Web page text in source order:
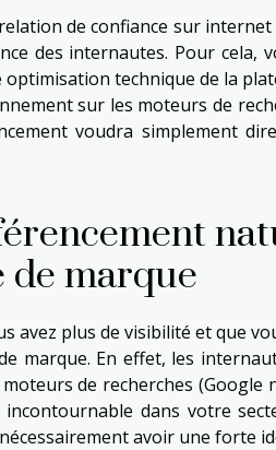
de confiance sur
des internautes. Pour
optimisation technique de la
sur les moteurs de
voudra simplement
de marque
avez plus de visibilité et que
marque. En effet, les
de recherches
incontournable dans votre
avoir une forte